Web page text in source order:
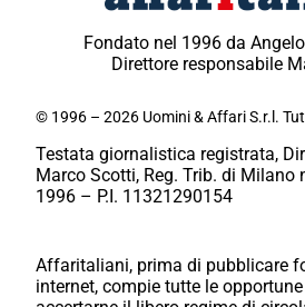
Fondato nel 1996 da
Direttore responsabile
© 1996 – 2026 Uomini & Affari S.r.l.
Testata giornalistica registrata,
Marco Scotti, Reg. Trib. di Milano
1996 – P.I. 11321290154
Affaritaliani, prima di pubblicare
internet, compie tutte le